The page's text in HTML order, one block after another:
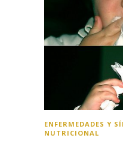
ENFERMEDADES Y
NUTRICIONAL